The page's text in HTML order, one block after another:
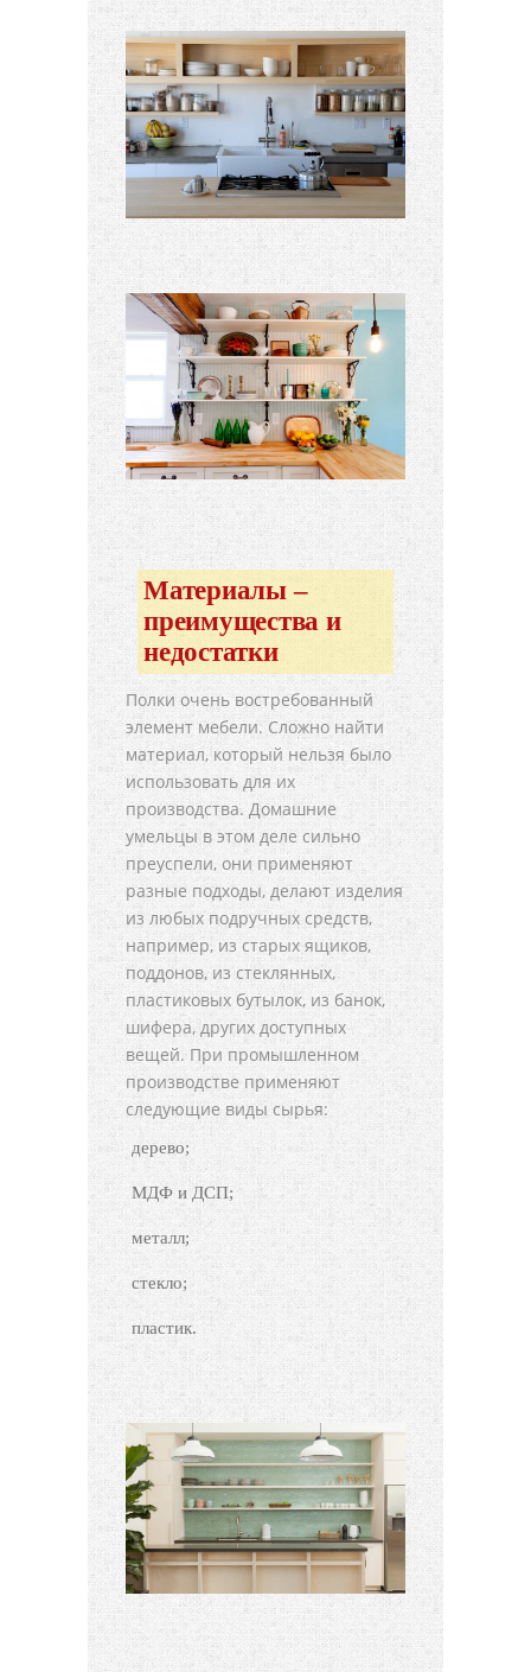
Материалы –
преимущества и
недостатки
Полки очень востребованный
элемент мебели. Сложно найти
материал, который нельзя было
использовать для их
производства. Домашние
умельцы в этом деле сильно
преуспели, они применяют
разные подходы, делают изделия
из любых подручных средств,
например, из старых ящиков,
поддонов, из стеклянных,
пластиковых бутылок, из банок,
шифера, других доступных
вещей. При промышленном
производстве применяют
следующие виды сырья:
дерево;
МДФ и ДСП;
металл;
стекло;
пластик.